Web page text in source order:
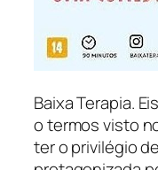
Baixa Terapia.
o termos visto
ter o privilégio